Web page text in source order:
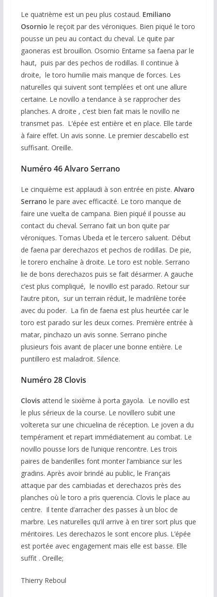
Le quatrième est un peu plus costaud. Emiliano
Osornio le reçoit par des véroniques. Bien piqué le toro
pousse un peu au contact du cheval. Le quite par
gaoneras est brouillon. Osornio Entame sa faena par le
haut, puis par des pechos de rodillas. Il continue à
droite, le toro humilie mais manque de forces. Les
naturelles qui suivent sont templées et ont une allure
certaine. Le novillo a tendance à se rapprocher des
planches. A droite , c’est bien fait mais le novillo ne
transmet pas. L’épée est entière et en place. Elle tarde
à faire effet. Un avis sonne. Le premier descabello est
suffisant. Oreille.
Numéro 46 Alvaro Serrano
Le cinquième est applaudi à son entrée en piste. Alvaro
Serrano le pare avec efficacité. Le toro manque de
faire une vuelta de campana. Bien piqué il pousse au
contact du cheval. Serrano fait un bon quite par
véroniques. Tomas Ubeda et le tercero saluent. Début
de faena par derechazos et pechos de rodillas. De pie,
le torero enchaîne à droite. Le toro est noble. Serrano
lie de bons derechazos puis se fait désarmer. A gauche
c’est plus compliqué, le novillo est parado. Retour sur
l’autre piton, sur un terrain réduit, le madrilène torée
avec du poder. La fin de faena est plus heurtée car le
toro est parado sur les deux cornes. Première entrée à
matar, pinchazo un avis sonne. Serrano pinche
plusieurs fois avant de placer une bonne entière. Le
puntillero est maladroit. Silence.
Numéro 28 Clovis
Clovisattend le sixième à porta gayola. Le novillo est
le plus sérieux de la course. Le novillero subit une
voltereta sur une chicuelina de réception. Le joven a du
tempérament et repart immédiatement au combat. Le
novillo pousse lors de l’unique rencontre. Les trois
paires de banderilles font monter l’ambiance sur les
gradins. Après avoir brindé au public, le Français
attaque par des cambiadas et derechazos près des
planches où le toro a pris querencia. Clovis le place au
centre. Il tente d’arracher des passes à un bloc de
marbre. Les naturelles qu’il arrive à en tirer sort plus que
méritoires. Les derechazos le sont encore plus. L’épée
est portée avec engagement mais elle est basse. Elle
suffit . Oreille;
Thierry Reboul